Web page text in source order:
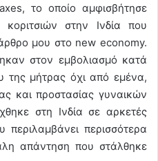
το οποίο αμφισβήτησε
στην Ινδία που
μου στο new economy.
στον εμβολιασμό κατά
της μήτρας όχι από εμένα,
και προστασίας γυναικών
στη Ινδία σε αρκετές
περιλαμβάνει περισσότερα
απάντηση που στάλθηκε